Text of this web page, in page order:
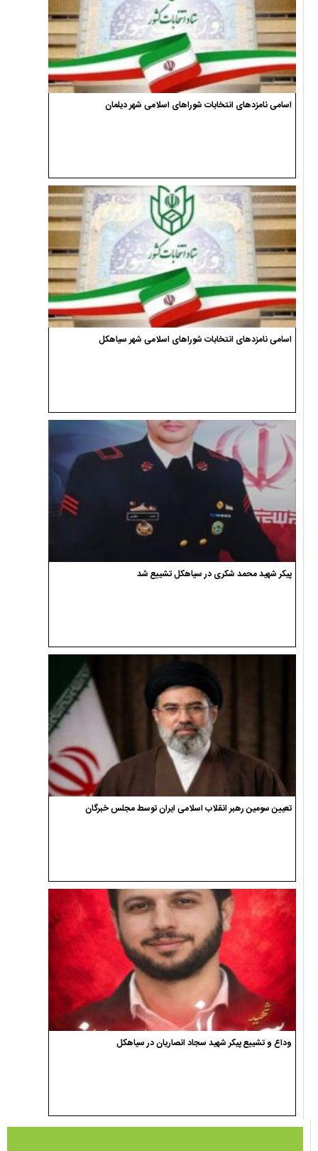
اسامی نامزدهای انتخابات شوراهای اسلامی شهر دیلمان
اسامی نامزدهای انتخابات شوراهای اسلامی شهر سیاهکل
پیکر شهید محمد شکری در سیاهکل تشییع شد
تعیین سومین رهبر انقلاب اسلامی ایران توسط مجلس خبرگان
وداع و تشییع پیکر شهید سجاد انصاریان در سیاهکل